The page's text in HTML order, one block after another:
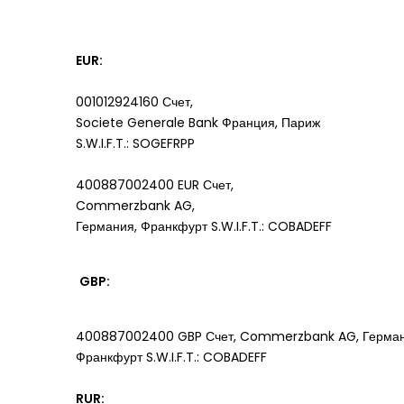
EUR:
001012924160 Счет,
Societe Generale Bank Франция, Париж
S.W.I.F.T.: SOGEFRPP
400887002400 EUR Счет,
Commerzbank AG,
Германия, Франкфурт S.W.I.F.T.: COBADEFF
GBP:
400887002400 GBP Счет, Commerzbank AG,
Франкфурт S.W.I.F.T.: COBADEFF
RUR: